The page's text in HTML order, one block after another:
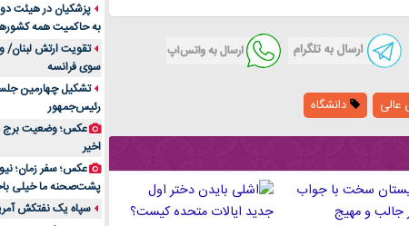
دانشگاه‌
است؟
مقایسه قالب
خرید سمعک
تصمیم‌گیری
خرید و فروش
ایرانیان
اهمیت انتخاب
پرونده‌های حساس و
۷ تاثیرات کامپیوتر در حوزه علوم زندگی و کاربردی
لیفتراک صفر؛
پزشکیان در هیئت
به حاکمیت همه
تقویت ارتش لبنان/
سوی فرانسه
تشکیل چهارمین
رئیس‌جمهور
عکس؛ وضعیت برج
اخیر
پشت‌صحنه ما خیلی
سپاه یک نفتکش